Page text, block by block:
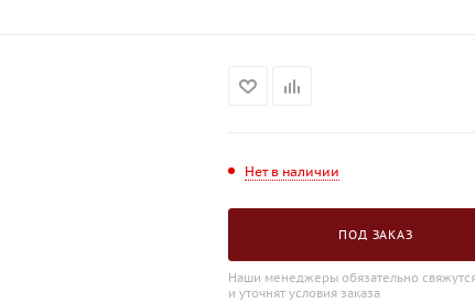
Нет в наличии
ПОД ЗАКАЗ
Наши менеджеры обязательно
и уточнят условия заказа